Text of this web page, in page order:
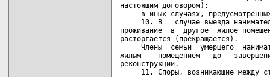
настоящим договором);
в иных случаях,
10. В   случае выезда
проживание  в  другое  жилое
расторгается (прекращается).
Члены  семьи  умершего
жилым    помещением   до
реконструкции.
11. Споры, возникающие между